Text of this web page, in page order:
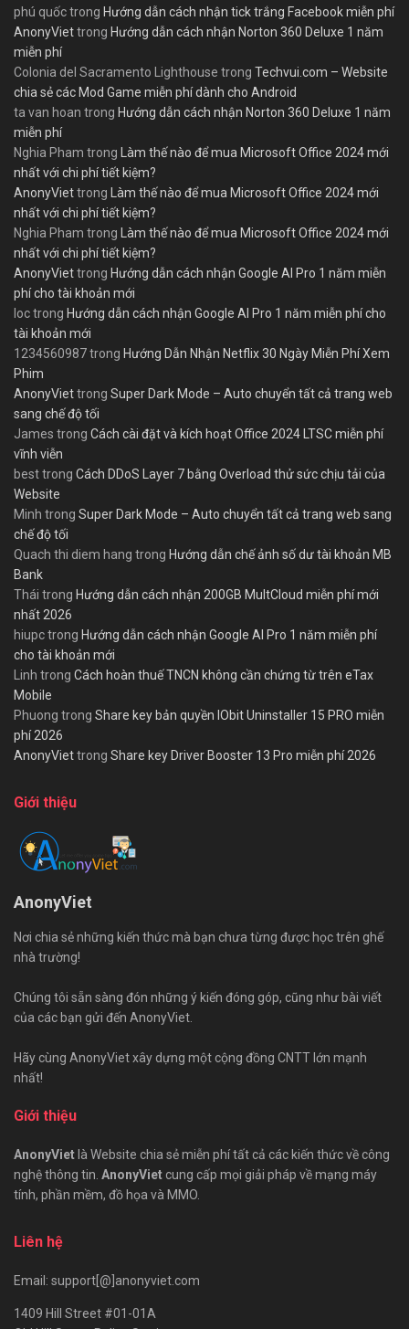
phú quốctrong Hướng dẫn cách nhận tick trắng Facebook miễn phí
AnonyViettrong Hướng dẫn cách nhận Norton 360 Deluxe 1 năm
miễn phí
Colonia del Sacramento Lighthouse trong Techvui.com – Website
chia sẻ các Mod Game miễn phí dành cho Android
ta van hoan trong Hướng dẫn cách nhận Norton 360 Deluxe 1 năm
miễn phí
Nghia Pham trong Làm thế nào để mua Microsoft Office 2024 mới
nhất với chi phí tiết kiệm?
AnonyViettrong Làm thế nào để mua Microsoft Office 2024 mới
nhất với chi phí tiết kiệm?
Nghia Pham trong Làm thế nào để mua Microsoft Office 2024 mới
nhất với chi phí tiết kiệm?
AnonyViettrong Hướng dẫn cách nhận Google AI Pro 1 năm miễn
phí cho tài khoản mới
loctrong Hướng dẫn cách nhận Google AI Pro 1 năm miễn phí cho
tài khoản mới
1234560987trong Hướng Dẫn Nhận Netflix 30 Ngày Miễn Phí Xem
Phim
AnonyViettrong Super Dark Mode – Auto chuyển tất cả trang web
sang chế độ tối
James trong Cách cài đặt và kích hoạt Office 2024 LTSC miễn phí
vĩnh viễn
besttrong Cách DDoS Layer 7 bằng Overload thử sức chịu tải của
Website
Minh trong Super Dark Mode – Auto chuyển tất cả trang web sang
chế độ tối
Quach thi diem hang trong Hướng dẫn chế ảnh số dư tài khoản MB
Bank
Thái trong Hướng dẫn cách nhận 200GB MultCloud miễn phí mới
nhất 2026
hiupctrong Hướng dẫn cách nhận Google AI Pro 1 năm miễn phí
cho tài khoản mới
Linh trong Cách hoàn thuế TNCN không cần chứng từ trên eTax
Mobile
Phuong trong Share key bản quyền IObit Uninstaller 15 PRO miễn
phí 2026
AnonyViettrong Share key Driver Booster 13 Pro miễn phí 2026
Giới thiệu
AnonyViet
Nơi chia sẻ những kiến thức mà bạn chưa từng được học trên ghế
nhà trường!
Chúng tôi sẵn sàng đón những ý kiến đóng góp, cũng như bài viết
của các bạn gửi đến AnonyViet.
Hãy cùng AnonyViet xây dựng một cộng đồng CNTT lớn mạnh
nhất!
Giới thiệu
AnonyViet là Website chia sẻ miễn phí tất cả các kiến thức về công
nghệ thông tin. AnonyViet cung cấp mọi giải pháp về mạng máy
tính, phần mềm, đồ họa và MMO.
Liên hệ
Email: support[@]anonyviet.com
1409 Hill Street #01-01A